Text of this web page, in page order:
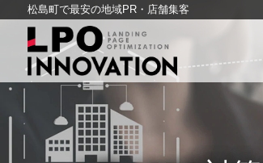
松島町で最安の地域PR・店舗集客